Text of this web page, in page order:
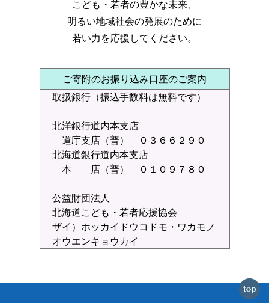
こども・若者の豊かな未来、
明るい地域社会の発展のために
若い力を応援してください。
ご寄附のお振り込み口座のご案内
取扱銀行（振込手数料は無料です）
北洋銀行道内本支店
道庁支店（普） ０３６６２９０
北海道銀行道内本支店
本 店（普） ０１０９７８０
公益財団法人
北海道こども・若者応援協会
ザイ）ホッカイドウコドモ・ワカモノ
オウエンキョウカイ